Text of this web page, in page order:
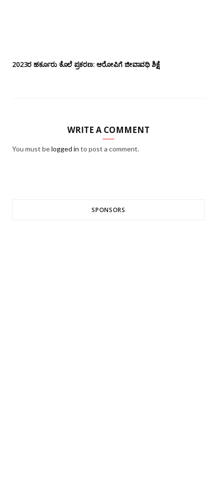
2023ರ ಹರ್ಕೂರು ಕೊಲೆ ಪ್ರಕರಣ: ಆರೋಪಿಗೆ ಜೀವಾವಧಿ ಶಿಕ್ಷೆ
WRITE A COMMENT
You must belogged in to post a comment.
SPONSORS